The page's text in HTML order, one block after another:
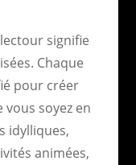
signifie
Chaque
pour créer
soyez en
idylliques,
animées,